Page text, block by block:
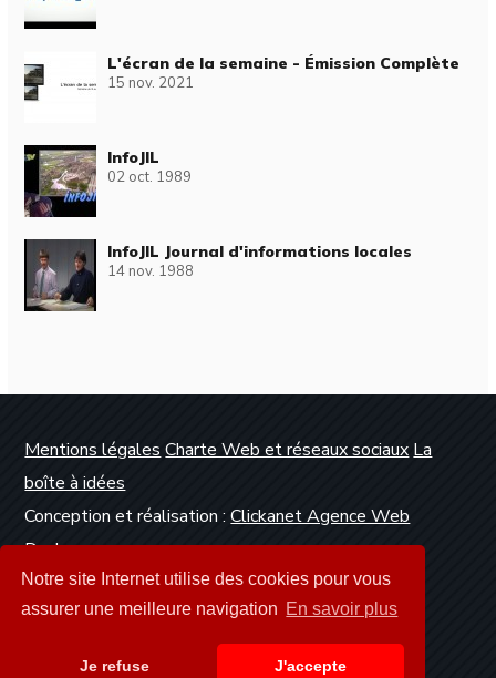
Notre site Internet utilise des cookies pour vous
assurer une meilleure navigation En savoir plus
Je refuse J'accepte
L'écran de la semaine - Émission Complète
15 nov. 2021
InfoJIL
02 oct. 1989
InfoJIL Journal d'informations locales
14 nov. 1988
Mentions légales Charte Web et réseaux sociaux La
boîte à idées
Conception et réalisation :Clickanet Agence Web
Dunkerque